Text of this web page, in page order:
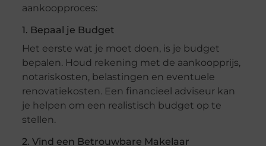
aankoopproces:
1. Bepaal je Budget
Het eerste wat je moet doen, is je budget
bepalen. Houd rekening met de aankoopprijs,
notariskosten, belastingen en eventuele
renovatiekosten. Een financieel adviseur kan
je helpen om een realistisch budget op te
stellen.
2. Vind een Betrouwbare Makelaar